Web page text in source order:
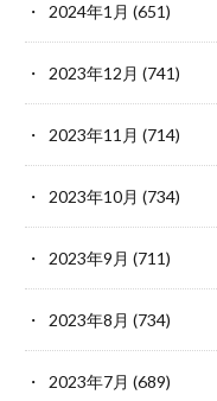
2024年1月 (651)
2023年12月 (741)
2023年11月 (714)
2023年10月 (734)
2023年9月 (711)
2023年8月 (734)
2023年7月 (689)